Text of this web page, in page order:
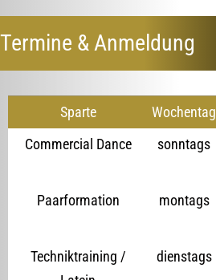
Termine & Anmeldung
Sparte Wochentag
Commercial Dance
sonntags
Paarformation
montags
Techniktraining /
dienstags